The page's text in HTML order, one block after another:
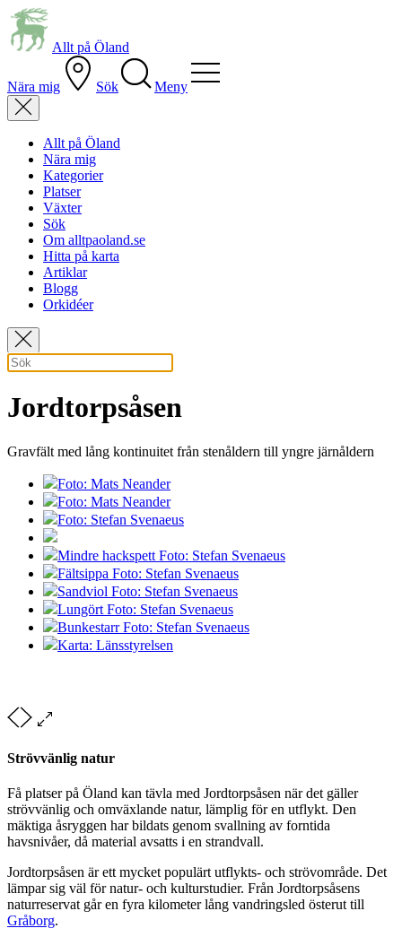
Allt på Öland
Nära mig Sök Meny
Allt på Öland
Nära mig
Kategorier
Platser
Växter
Sök
Om alltpaoland.se
Hitta på karta
Artiklar
Blogg
Orkidéer
Jordtorpsåsen
Gravfält med lång kontinuitet från stenåldern till yngre järnåldern
Foto: Mats Neander
Foto: Mats Neander
Foto: Stefan Svenaeus
Mindre hackspett Foto: Stefan Svenaeus
Fältsippa Foto: Stefan Svenaeus
Sandviol Foto: Stefan Svenaeus
Lungört Foto: Stefan Svenaeus
Bunkestarr Foto: Stefan Svenaeus
Karta: Länsstyrelsen
Strövvänlig natur
Få platser på Öland kan tävla med Jordtorpsåsen när det gäller
strövvänlig och omväxlande natur, lämplig för en utflykt. Den
mäktiga åsryggen har bildats genom svallning av forntida
havsnivåer, då material avsatts i en strandvall.
Jordtorpsåsen är ett mycket populärt utflykts- och strövområde. Det
lämpar sig väl för natur- och kulturstudier. Från Jordtorpsåsens
naturreservat går en fyra kilometer lång vandringsled österut till
Gråborg.